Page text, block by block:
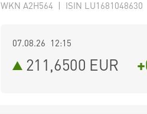
WKN A2H564 | ISIN
07.08.26 12:15
211,6500 EUR